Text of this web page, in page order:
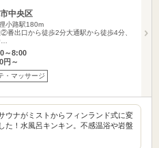
中央区
小路駅180m
番出口から徒歩2分大通駅から徒歩4分、
～8:00
円～
・マッサージ
ウナがミストからフィンランド式に変
た！水風呂キンキン。不感温浴や岩盤